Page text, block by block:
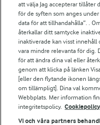
Arlas kundportal
Arla.com
Falbygdens Ost
Arla webbshop
Bildbank
Följ oss
att välja Jag accepterar tillåter
för de syften som anges
data för att tillhandahålla”. .
återkallar ditt samtycke
inaktiverade kan visst innehåll
vara mindre relevanta för dig.
för att ändra dina val eller
genom att klicka på länken
[eller den flytande ikonen
om tillämpligt]. Dina val
Webbplats. Mer information
integritetspolicy. Cookiepolicy
Vi och våra partners